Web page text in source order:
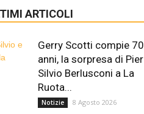
ARTICOLI
Gerry Scotti compie 70
anni, la sorpresa di Pier
Silvio Berlusconi a La
Ruota...
Notizie 8 Agosto 2026